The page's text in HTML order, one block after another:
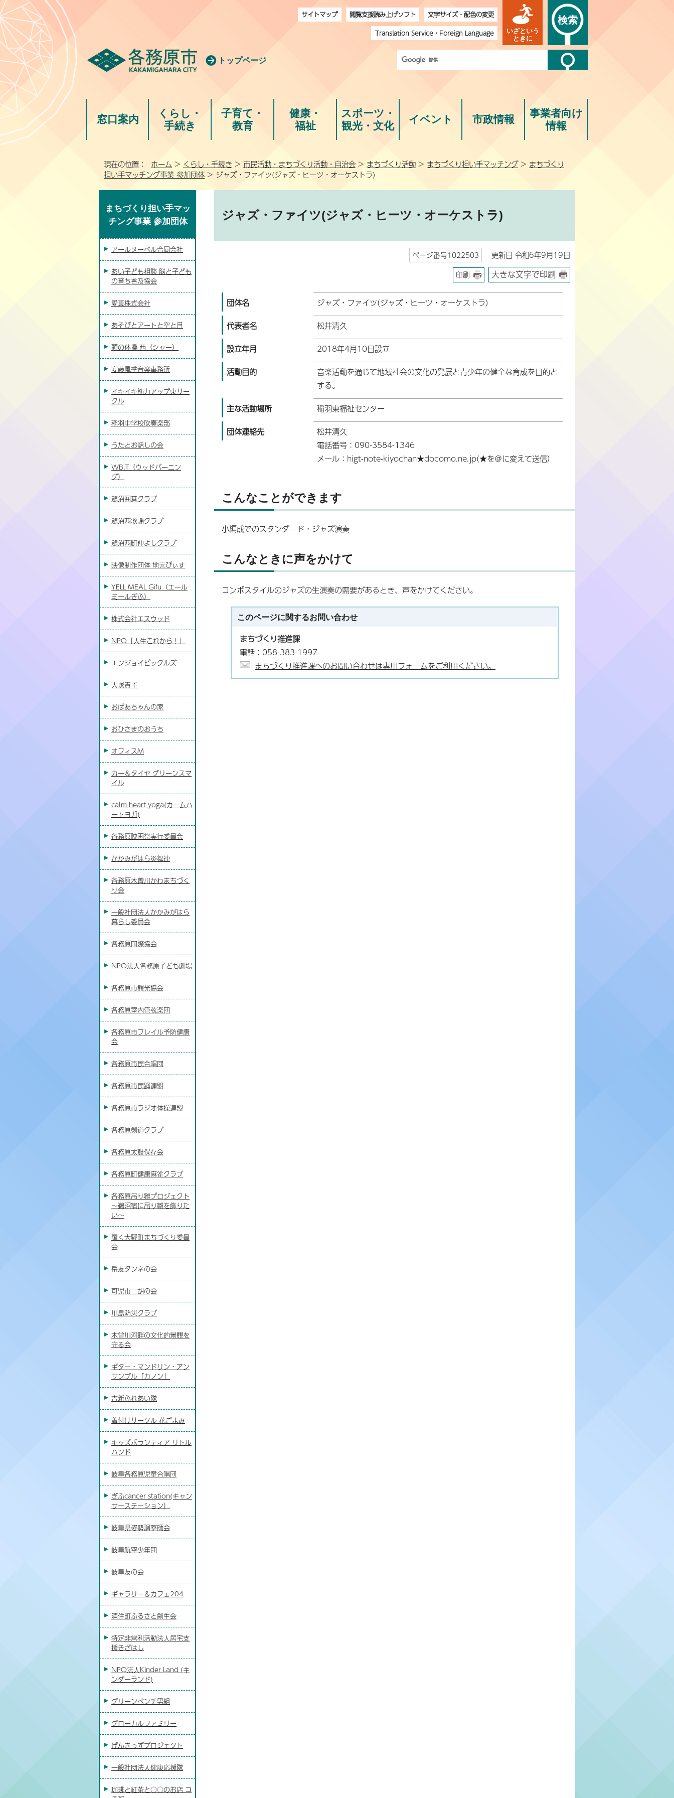
トップページ
サイトマップ 閲覧支援読み上げソフト
文字サイズ・配色の変更
Translation Service・ Foreign Language
いざという
ときに
検索
窓口案内
くらし・
手続き
子育て・
教育
健康・
福祉
スポーツ・
観光・文化
イベント 市政情報
事業者向け
情報
現在の位置： ホーム > くらし・手続き > 市民活動・まちづくり活動・自治会 > まちづくり活動 > まちづくり担い手マッチング> まちづくり
担い手マッチング事業 参加団体 > ジャズ・ファイツ(ジャズ・ヒーツ・オーケストラ)
ジャズ・ファイツ(ジャズ・ヒーツ・オーケストラ)
ページ番号1022503 更新日 令和6年9月19日
印刷 大きな文字で印刷
団体名
ジャズ・ファイツ(ジャズ・ヒーツ・オーケストラ)
代表者名
松井清久
設立年月
2018年4月10日設立
活動目的
音楽活動を通じて地域社会の文化の発展と青少年の健全な育成を目的と
する。
主な活動場所
稲羽東福祉センター
団体連絡先
松井清久
電話番号：090-3584-1346
メール：higt-note-kiyochan★docomo.ne.jp(★を＠に変えて送信）
こんなことができます
小編成でのスタンダード・ジャズ演奏
こんなときに声をかけて
コンボスタイルのジャズの生演奏の需要があるとき、声をかけてください。
このページに関するお問い合わせ
まちづくり推進課
電話：058-383-1997
まちづくり推進課へのお問い合わせは専用フォームをご利用ください。
まちづくり担い手マッ
チング事業 参加団体
アールヌーベル合同会社
あい子ども相談 脳と子ども
の育ち普及協会
愛真株式会社
あそびとアートと空と月
頭の体操 西（シャー）
安藤風季音楽事務所
イキイキ筋力アップ東サー
クル
稲羽中学校吹奏楽部
うたとお話しの会
WB.T（ウッドバーニン
グ）
鵜沼囲碁クラブ
鵜沼西歌謡クラブ
鵜沼西町仲よしクラブ
映像制作団体 地元ぴぃす
YELL MEAL Gifu（エール
ミールぎふ）
株式会社エスウッド
NPO「人生これから！」
エンジョイピックルズ
大塚貴子
おばあちゃんの家
おひさまのおうち
オフィスM
カー＆タイヤ グリーンスマ
イル
calm heart yoga(カームハ
ートヨガ)
各務原映画祭実行委員会
かかみがはら炎舞連
各務原木曽川かわまちづく
り会
一般社団法人かかみがはら
暮らし委員会
各務原国際協会
NPO法人各務原子ども劇場
各務原市観光協会
各務原室内管弦楽団
各務原市フレイル予防健康
会
各務原市民合唱団
各務原市民踊連盟
各務原市ラジオ体操連盟
各務原剣道クラブ
各務原太鼓保存会
各務原町健康麻雀クラブ
各務原吊り雛プロジェクト
～鵜沼宿に吊り雛を飾りた
い～
耀く大野町まちづくり委員
会
岳友タンネの会
可児市二胡の会
川島防災クラブ
木曾川河畔の文化的景観を
守る会
ギター・マンドリン・アン
サンブル「カノン」
吉新ふれあい隊
着付けサークル 花ごよみ
キッズボランティア リトル
ハンド
岐阜各務原児童合唱団
ぎふcancer station(キャン
サーステーション）
岐阜県姿勢調整師会
岐阜航空少年団
岐阜友の会
ギャラリー＆カフェ204
清住町ふるさと創生会
特定非営利活動法人居宅支
援きざはし
NPO法人Kinder Land (キ
ンダーランド)
グリーンベンチ男組
グローカルファミリー
げんきっずプロジェクト
一般社団法人健康応援隊
珈琲と紅茶と○○のお店 コ